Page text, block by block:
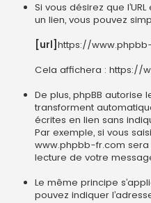
Si vous désirez que
un lien, vous pouvez
[url] https://
Cela affichera : https://
De plus, phpBB autorise
transforment
écrites en lien sans
Par exemple, si vous
www.phpbb-fr.com
lecture de votre
Le même principe
pouvez indiquer